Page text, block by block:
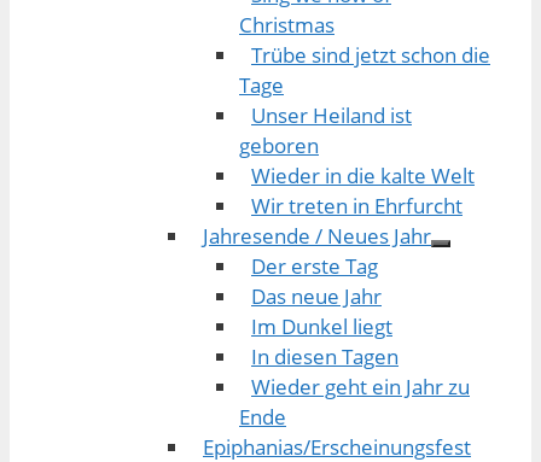
Christmas
Trübe sind jetzt schon die
Tage
Unser Heiland ist
geboren
Wieder in die kalte Welt
Wir treten in Ehrfurcht
Jahresende / Neues Jahr
Der erste Tag
Das neue Jahr
Im Dunkel liegt
In diesen Tagen
Wieder geht ein Jahr zu
Ende
Epiphanias/Erscheinungsfest